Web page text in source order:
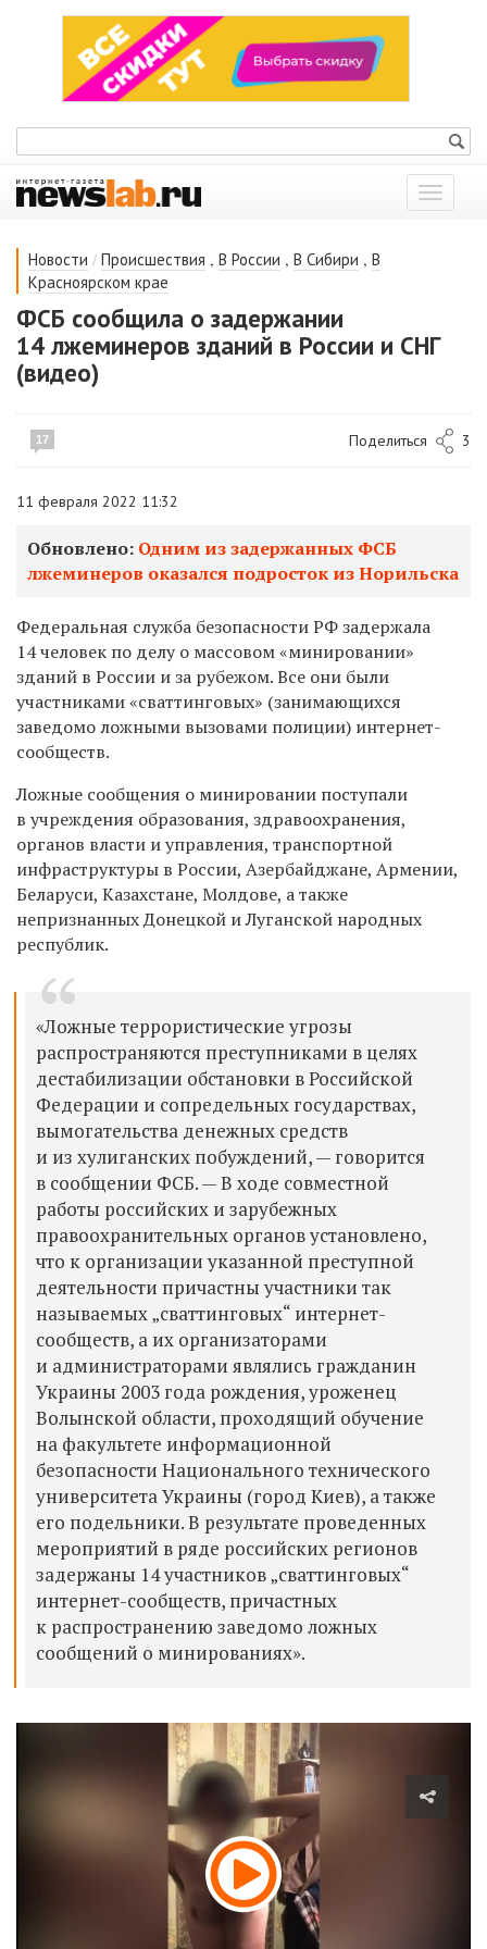
Показать
меню
Новости / Происшествия , В России , В Сибири , В
Красноярском крае
ФСБ сообщила о задержании
14 лжеминеров зданий в России и СНГ
(видео)
17 Поделиться 3
11 февраля 2022 11:32
Обновлено: Одним из задержанных ФСБ
лжеминеров оказался подросток из Норильска
Федеральная служба безопасности РФзадержала
14 человек по делу о массовом «минировании»
зданий в России и за рубежом. Все они были
участниками «сваттинговых» (занимающихся
заведомо ложными вызовами полиции) интернет-
сообществ.
Ложные сообщения о минировании поступали
в учреждения образования, здравоохранения,
органов власти и управления, транспортной
инфраструктуры в России, Азербайджане, Армении,
Беларуси, Казахстане, Молдове, а также
непризнанных Донецкой и Луганской народных
республик.
«Ложные террористические угрозы
распространяются преступниками в целях
дестабилизации обстановки в Российской
Федерации и сопредельных государствах,
вымогательства денежных средств
и из хулиганских побуждений, — говорится
в сообщении ФСБ. — В ходе совместной
работы российских и зарубежных
правоохранительных органов установлено,
что к организации указанной преступной
деятельности причастны участники так
называемых „сваттинговых“ интернет-
сообществ, а их организаторами
и администраторами являлись гражданин
Украины 2003 года рождения, уроженец
Волынской области, проходящий обучение
на факультете информационной
безопасности Национального технического
университета Украины (город Киев), а также
его подельники. В результате проведенных
мероприятий в ряде российских регионов
задержаны 14 участников „сваттинговых“
интернет-сообществ, причастных
к распространению заведомо ложных
сообщений о минированиях».